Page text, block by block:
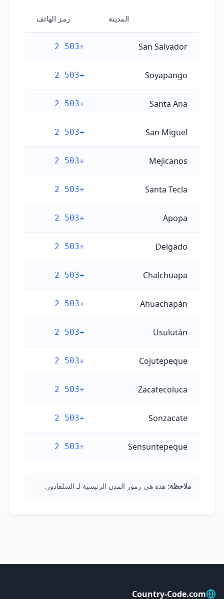
المدينة رمز الهاتف
San Salvador
+503 2
Soyapango
+503 2
Santa Ana
+503 2
San Miguel
+503 2
Mejicanos
+503 2
Santa Tecla
+503 2
Apopa
+503 2
Delgado
+503 2
Chalchuapa
+503 2
Ahuachapán
+503 2
Usulután
+503 2
Cojutepeque
+503 2
Zacatecoluca
+503 2
Sonzacate
+503 2
Sensuntepeque
+503 2
ملاحظة: هذه هي رموز المدن الرئيسية لـ السلفادور.
Country-Code.com